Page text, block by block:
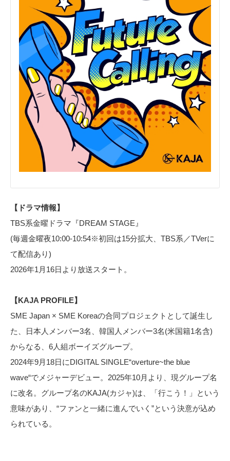
【ドラマ情報】
TBS系金曜ドラマ『DREAM STAGE』
(毎週金曜夜10:00-10:54※初回は15分拡大、TBS系／TVerに
て配信あり)
2026年1月16日より放送スタート。
【KAJA PROFILE】
SME Japan × SME Koreaの合同プロジェクトとして誕生し
た、日本人メンバー3名、韓国人メンバー3名(米国籍1名含)
からなる、6人組ボーイズグループ。
2024年9月18日にDIGITAL SINGLE“overture~the blue
wave“でメジャーデビュー。2025年10月より、現グループ名
に改名。グループ名のKAJA(カジャ)は、「行こう！」という
意味があり、“ファンと一緒に進んでいく”という決意が込め
られている。